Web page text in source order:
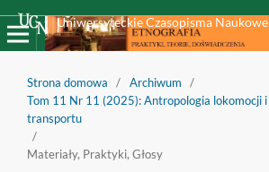
Uniwersyteckie Czasopisma Naukowe
Strona domowa / Archiwum
/
Tom 11 Nr 11 (2025): Antropologia lokomocji i
transportu
/
Materiały, Praktyki, Głosy